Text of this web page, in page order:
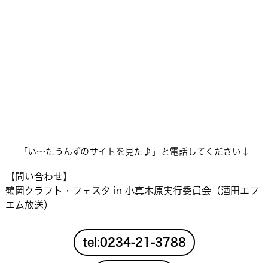
「い〜たうんずのサイトを見た♪」と電話してください↓
【問い合わせ】
鶴岡クラフト・フェスタ in 小真木原実行委員会（酒田エフ
エム放送）
tel:0234-21-3788